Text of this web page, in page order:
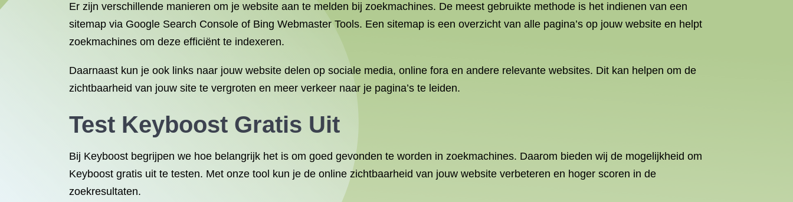
Er zijn verschillende manieren om je website aan te melden bij zoekmachines. De meest gebruikte methode is het indienen van een
sitemap via Google Search Console of Bing Webmaster Tools. Een sitemap is een overzicht van alle pagina’s op jouw website en helpt
zoekmachines om deze efficiënt te indexeren.
Daarnaast kun je ook links naar jouw website delen op sociale media, online fora en andere relevante websites. Dit kan helpen om de
zichtbaarheid van jouw site te vergroten en meer verkeer naar je pagina’s te leiden.
Test Keyboost Gratis Uit
Bij Keyboost begrijpen we hoe belangrijk het is om goed gevonden te worden in zoekmachines. Daarom bieden wij de mogelijkheid om
Keyboost gratis uit te testen. Met onze tool kun je de online zichtbaarheid van jouw website verbeteren en hoger scoren in de
zoekresultaten.